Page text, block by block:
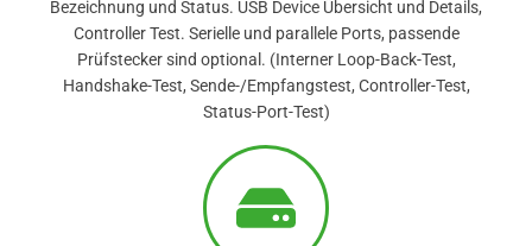
Bezeichnung und Status. USB Device Übersicht und Details,
Controller Test. Serielle und parallele Ports, passende
Prüfstecker sind optional. (Interner Loop-Back-Test,
Handshake-Test, Sende-/Empfangstest, Controller-Test,
Status-Port-Test)